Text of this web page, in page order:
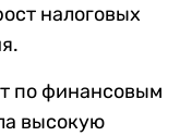
налоговых
по финансовым
высокую